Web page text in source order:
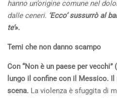
hanno un’origine comune nel
dalle ceneri. ‘Ecco’ sussurrò al
te’».
Temi che non danno scampo
Con “Non è un paese per
lungo il confine con il Messico.
scena. La violenza è sfuggita di